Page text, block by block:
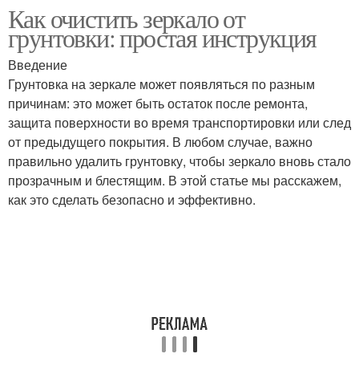
Как очистить зеркало от
грунтовки: простая инструкция
Введение
Грунтовка на зеркале может появляться по разным
причинам: это может быть остаток после ремонта,
защита поверхности во время транспортировки или след
от предыдущего покрытия. В любом случае, важно
правильно удалить грунтовку, чтобы зеркало вновь стало
прозрачным и блестящим. В этой статье мы расскажем,
как это сделать безопасно и эффективно.